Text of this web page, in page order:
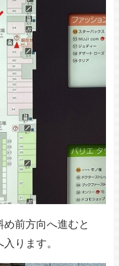
め前方向へ進むと
ります。